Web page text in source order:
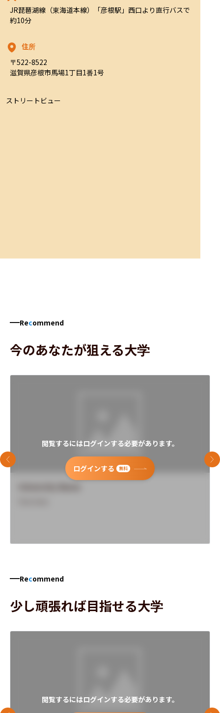
JR琵琶湖線（東海道本線）「彦根駅」西口より直行バスで
約10分
住所
〒522-8522
滋賀県彦根市馬場1丁目1番1号
ストリートビュー
Recommend
今のあなたが狙える大学
閲覧するにはログインする必要があります。
ログインする 無料
前のスライド 次
Recommend
少し頑張れば目指せる大学
閲覧するにはログインする必要があります。